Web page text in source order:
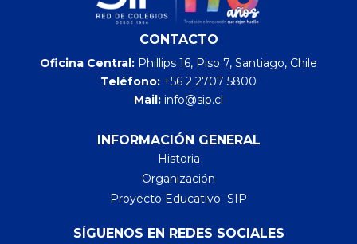
CONTACTO
Oficina Central: Phillips 16, Piso 7, Santiago, Chile
Teléfono: +56 2 2707 5800
Mail: info@sip.cl
INFORMACIÓN GENERAL
Historia
Organización
Proyecto Educativo SIP
SÍGUENOS EN REDES SOCIALES